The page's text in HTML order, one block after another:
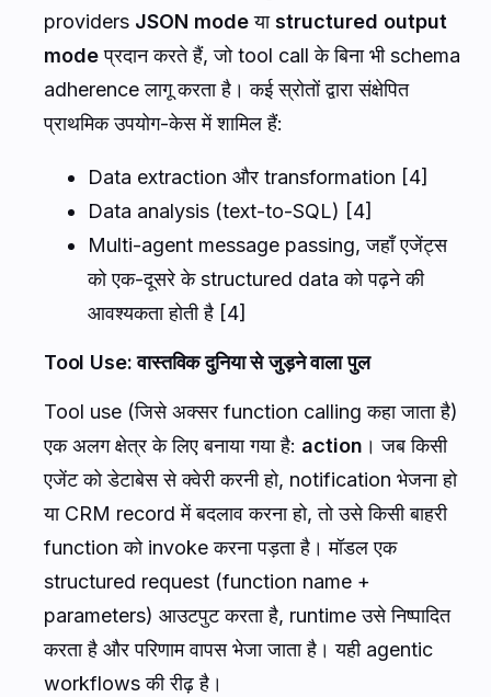
providers JSON modeयाstructured output
modeप्रदान करते हैं, जो tool call के बिना भी schema
adherence लागू करता है। कई स्रोतों द्वारा संक्षेपित
प्राथमिक उपयोग-केस में शामिल हैं:
Data extraction और transformation [4]
Data analysis (text-to-SQL) [4]
Multi-agent message passing, जहाँ एजेंट्स
को एक-दूसरे के structured data को पढ़ने की
आवश्यकता होती है [4]
Tool Use: वास्तविक दुनिया से जुड़ने वाला पुल
Tool use (जिसे अक्सर function calling कहा जाता है)
एक अलग क्षेत्र के लिए बनाया गया है: action । जब किसी
एजेंट को डेटाबेस से क्वेरी करनी हो, notification भेजना हो
या CRM record में बदलाव करना हो, तो उसे किसी बाहरी
function को invoke करना पड़ता है। मॉडल एक
structured request (function name +
parameters) आउटपुट करता है, runtime उसे निष्पादित
करता है और परिणाम वापस भेजा जाता है। यही agentic
workflowsकी रीढ़ है।